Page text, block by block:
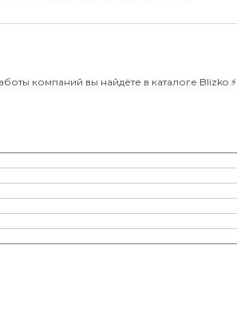
компаний вы найдёте в каталоге Blizko ⚡️